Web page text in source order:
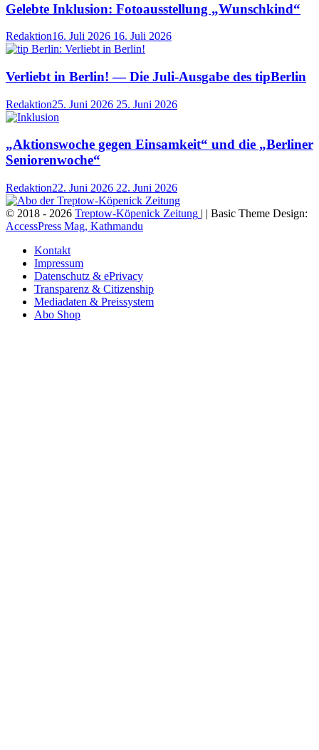
Gelebte Inklusion: Fotoausstellung „Wunschkind“
Redaktion16. Juli 2026 16. Juli 2026
Verliebt in Berlin! — Die Juli-Ausgabe des tipBerlin
Redaktion25. Juni 2026 25. Juni 2026
„Aktionswoche gegen Einsamkeit“ und die „Berliner
Seniorenwoche“
Redaktion22. Juni 2026 22. Juni 2026
© 2018 - 2026 Treptow-Köpenick Zeitung | | Basic Theme Design:
AccessPress Mag, Kathmandu
Kontakt
Impressum
Datenschutz & ePrivacy
Transparenz & Citizenship
Mediadaten & Preissystem
Abo Shop